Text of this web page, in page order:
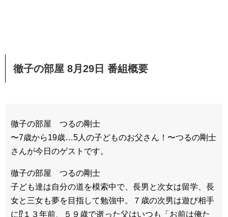
徹子の部屋 8月29日 番組概要
徹子の部屋 つるの剛士
〜7歳から19歳…5人の子どものお父さん！〜つるの剛士
さんが今日のゲストです。
徹子の部屋 つるの剛士
子ども達は自分の道を模索中で、長男と次女は留学、長
女と三女も夢を目指して勉強中。７歳の次男は遊び相手
に⁉１３年前、５９歳で逝った父はいつも「お前は俺た